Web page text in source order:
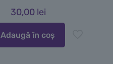
30,00 lei
Adaugă în coș